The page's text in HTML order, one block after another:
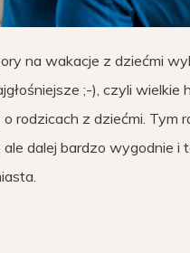
na wakacje z dziećmi
;-), czyli
rodzicach z dziećmi. Tym
ale dalej bardzo wygodnie